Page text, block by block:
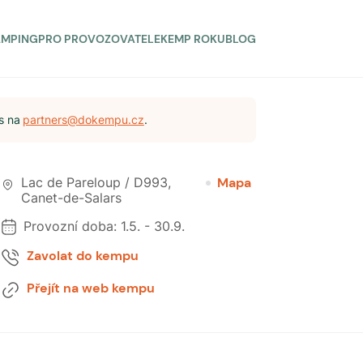
PRO PROVOZOVATELEKEMP ROKUBLOG
na partners@dokempu.cz.
Lac de Pareloup / D993,
Canet-de-Salars
Mapa
Provozní doba: 1.5. - 30.9.
Zavolat do kempu
Přejít na web kempu